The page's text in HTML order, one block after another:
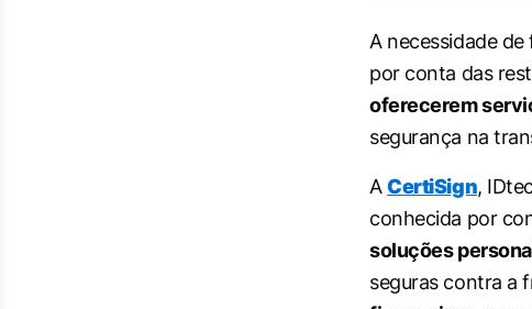
A necessidade
por conta das
oferecerem
segurança na
ACertiSign,
conhecida por
soluções
seguras contra a